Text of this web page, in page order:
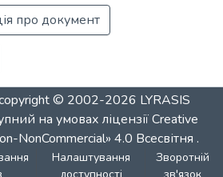
про документ
© 2002-2026 LYRASIS
на умовах ліцензіїCreative
NonCommercial» 4.0 Всесвітня .
Налаштування
Зворотній